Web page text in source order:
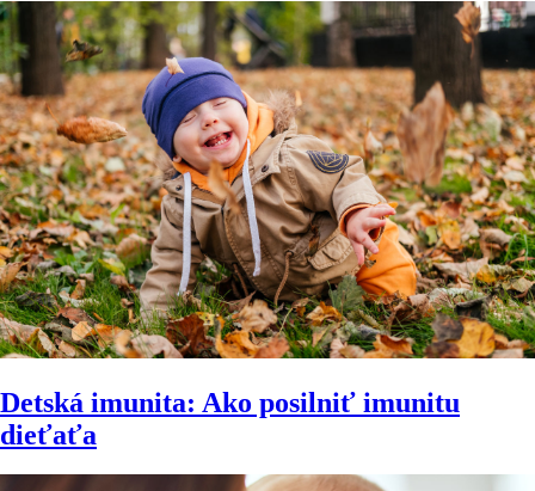
Detská imunita: Ako posilniť imunitu
dieťaťa